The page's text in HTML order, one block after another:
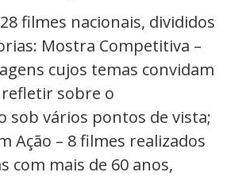
filmes nacionais, divididos
Mostra Competitiva –
cujos temas convidam
sobre o
sob vários pontos de vista;
Ação – 8 filmes realizados
com mais de 60 anos,